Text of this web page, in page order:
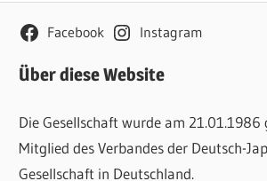
Facebook Instagram
Über diese Website
Die Gesellschaft wurde am
Mitglied des Verbandes der Deutsch-
Gesellschaft in Deutschland.